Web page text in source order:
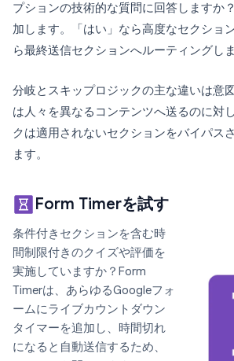
プションの技術的な質問に回答しますか
加します。「はい」なら高度なセクショ
ら最終送信セクションへルーティングしま
分岐とスキップロジックの主な違いは意
は人々を異なるコンテンツへ送るのに対
クは適用されないセクションをバイパス
ます。
Form Timerを試す
条件付きセクションを含む時
間制限付きのクイズや評価を
実施していますか？Form
Timerは、あらゆるGoogleフォ
ームにライブカウントダウン
タイマーを追加し、時間切れ
になると自動送信するため、